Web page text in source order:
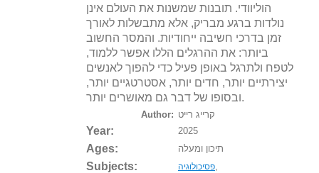
הוליוודי. תובנות שמשנות את העולם אינן
נולדות ברגע מבריק, אלא מתבשלות לאורך
זמן בדרכי חשיבה ייחודיות. והמסר החשוב
ביותר: את ההרגלים הללו אפשר ללמוד,
לטפח ולתרגל באופן פעיל כדי להפוך לאנשים
יצירתיים יותר, חדים יותר, אסטרטגיים יותר,
ובסופו של דבר גם מאושרים יותר.
Author: קרייג רייט
Year: 2025
Ages: תיכון ומעלה
Subjects: פסיכולוגיה,